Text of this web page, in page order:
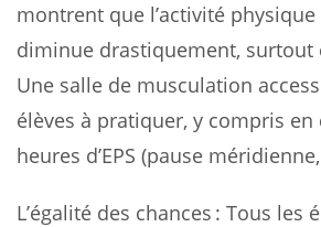
montrent que l’activité
diminue drastiquement, surtout
Une salle de musculation
élèves à pratiquer, y compris en
heures d’EPS (pause méridienne,
L’égalité des chances : Tous les